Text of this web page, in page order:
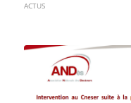
ACTUS